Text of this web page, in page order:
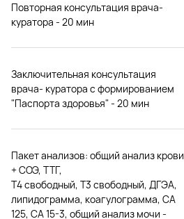
Повторная консультация врача-
куратора - 20 мин
Заключительная консультация
врача- куратора с формированием
"Паспорта здоровья" - 20 мин
Пакет анализов: общий анализ крови
+ СОЭ, ТТГ,
Т4 свободный, Т3 свободный, ДГЭА,
липидограмма, коагулограмма, СA
125, СA 15-3, общий анализ мочи -